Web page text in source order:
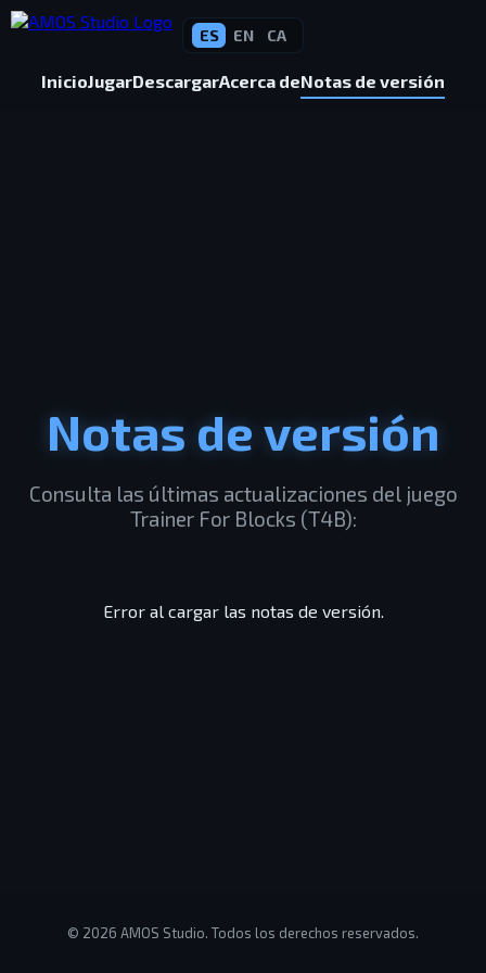
ES EN CA
InicioJugarDescargarAcerca deNotas de versión
Notas de versión
Consulta las últimas actualizaciones del juego
Trainer For Blocks (T4B):
Error al cargar las notas de versión.
© 2026 AMOS Studio. Todos los derechos reservados.